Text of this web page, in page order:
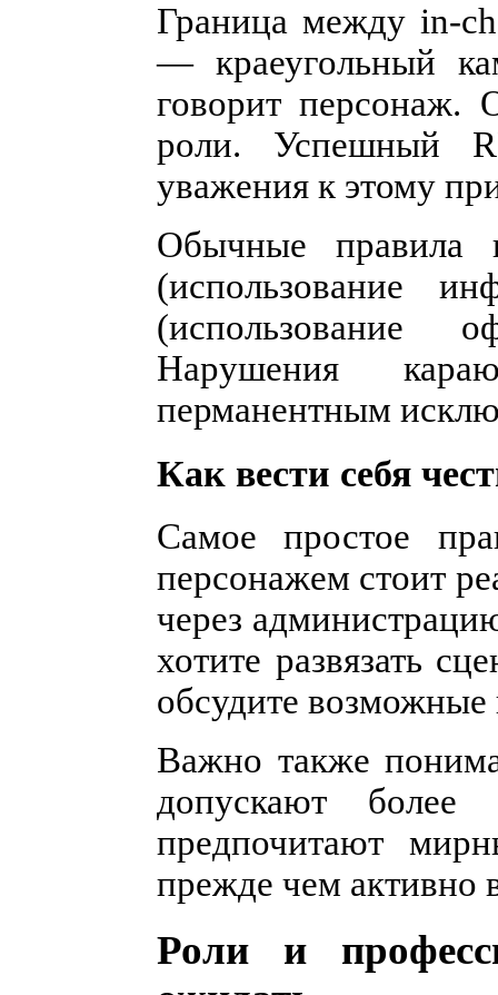
Граница между in-
— краеугольный
говорит персонаж.
роли. Успешный
уважения к этому
Обычные правила
(использование
(использование
Нарушения
перманентным
Как вести себя
Самое простое
персонажем стоит
через
хотите развязать
обсудите возможные
Важно также
допускают
предпочитают
прежде чем активно
Роли и